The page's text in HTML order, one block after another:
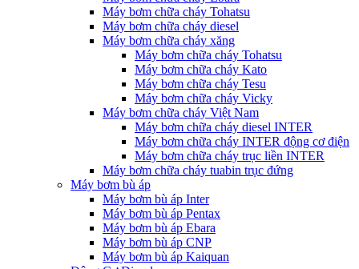
Máy bơm chữa cháy Tohatsu
Máy bơm chữa cháy diesel
Máy bơm chữa cháy xăng
Máy bơm chữa cháy Tohatsu
Máy bơm chữa cháy Kato
Máy bơm chữa cháy Tesu
Máy bơm chữa cháy Vicky
Máy bơm chữa cháy Việt Nam
Máy bơm chữa cháy diesel INTER
Máy bơm chữa cháy INTER động cơ điện
Máy bơm chữa cháy trục liền INTER
Máy bơm chữa cháy tuabin trục đứng
Máy bơm bù áp
Máy bơm bù áp Inter
Máy bơm bù áp Pentax
Máy bơm bù áp Ebara
Máy bơm bù áp CNP
Máy bơm bù áp Kaiquan